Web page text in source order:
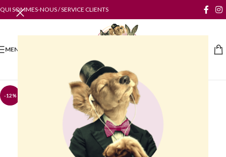
QUI SOMMES-NOUS / SERVICE CLIENTS
MENU
-12%